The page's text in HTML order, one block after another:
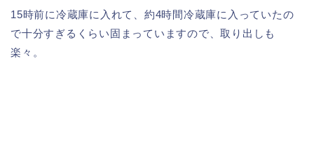
15時前に冷蔵庫に入れて、約4時間冷蔵庫に入っていたの
で十分すぎるくらい固まっていますので、取り出しも
楽々。